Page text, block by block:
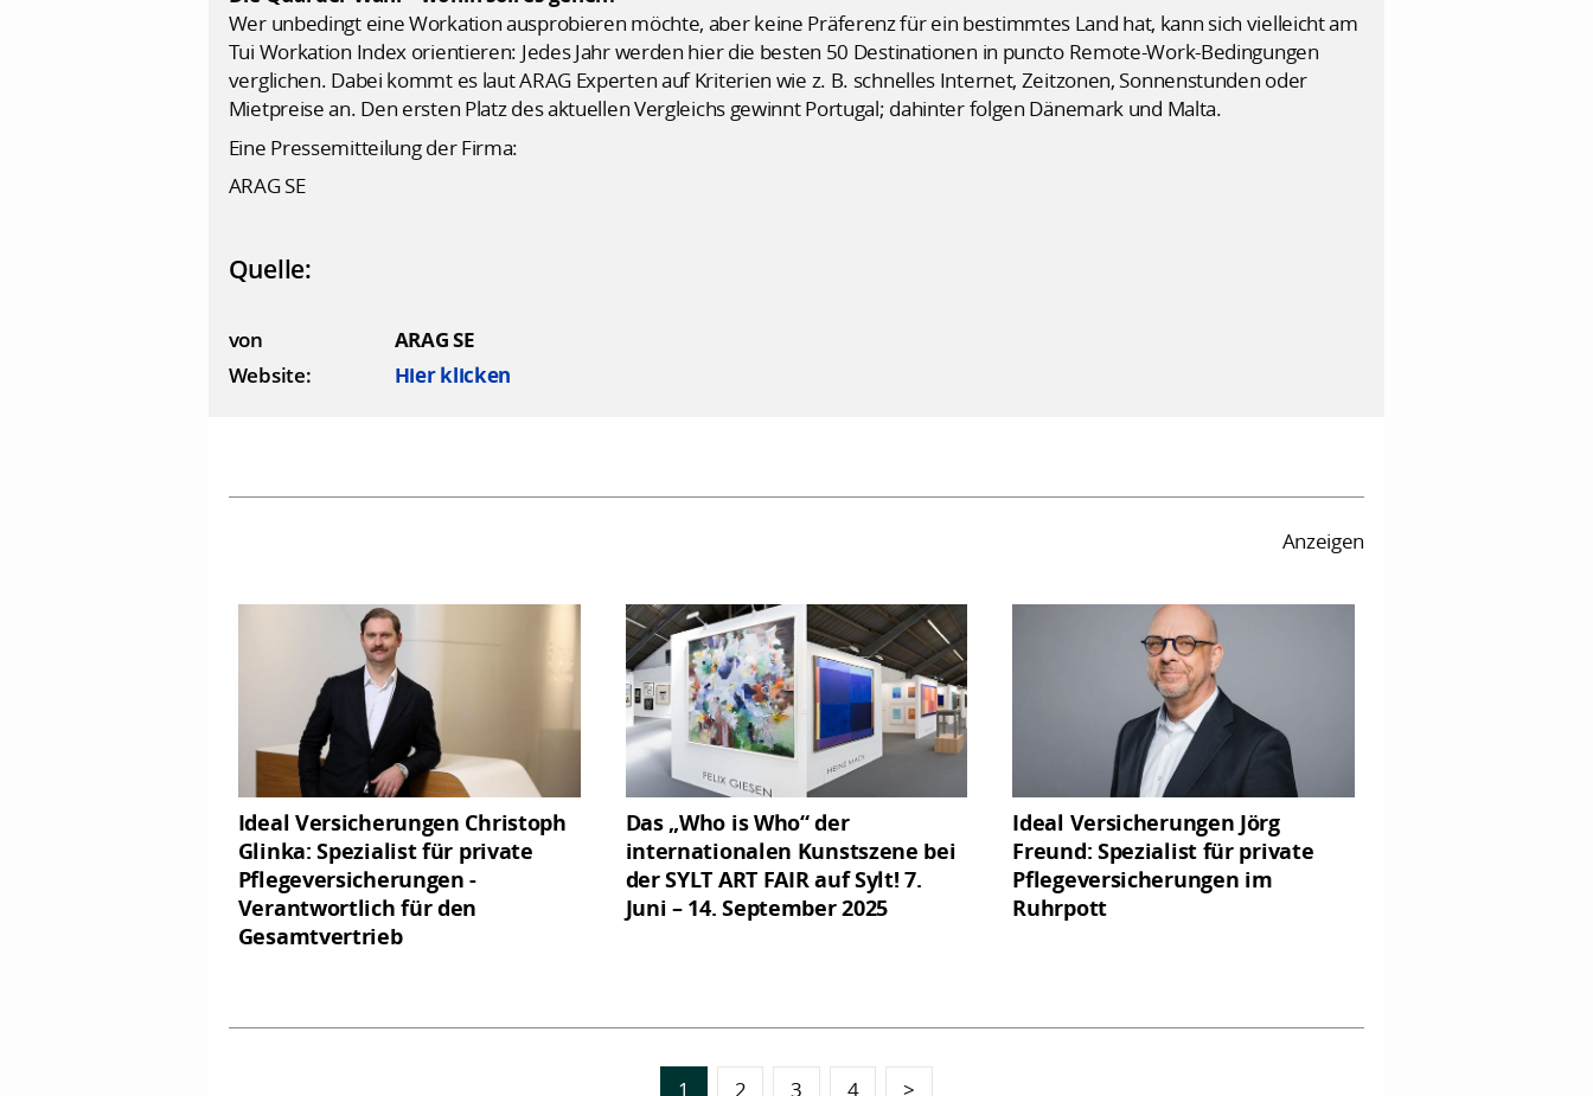
Wer unbedingt eine Workation ausprobieren möchte, aber keine Präferenz für ein bestimmtes Land hat, kann sich vielleicht am
Tui Workation Index orientieren: Jedes Jahr werden hier die besten 50 Destinationen in puncto Remote-Work-Bedingungen
verglichen. Dabei kommt es laut ARAG Experten auf Kriterien wie z. B. schnelles Internet, Zeitzonen, Sonnenstunden oder
Mietpreise an. Den ersten Platz des aktuellen Vergleichs gewinnt Portugal; dahinter folgen Dänemark und Malta.
Eine Pressemitteilung der Firma:
ARAG SE
Quelle:
von
ARAG SE
Website:
Hier klicken
Anzeigen
Ideal Versicherungen Christoph
Glinka: Spezialist für private
Pflegeversicherungen -
Verantwortlich für den
Gesamtvertrieb
Das „Who is Who“ der
internationalen Kunstszene bei
der SYLT ART FAIR auf Sylt! 7.
Juni – 14. September 2025
Ideal Versicherungen Jörg
Freund: Spezialist für private
Pflegeversicherungen im
Ruhrpott
1 2 3 4 >